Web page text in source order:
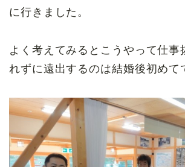
に行きました。
よく考えてみるとこうやって仕事
れずに遠出するのは結婚後初めて